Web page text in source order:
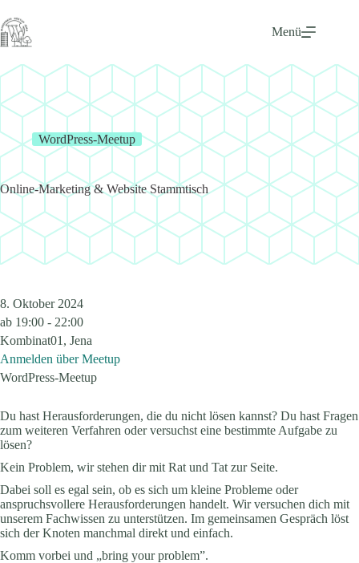
Inhalt
springen
Menü
WordPress-Meetup
Online-Marketing & Website Stammtisch
8. Oktober 2024
ab 19:00 - 22:00
Kombinat01, Jena
Anmelden über Meetup
WordPress-Meetup
Du hast Herausforderungen, die du nicht lösen kannst? Du hast Fragen
zum weiteren Verfahren oder versuchst eine bestimmte Aufgabe zu
lösen?
Kein Problem, wir stehen dir mit Rat und Tat zur Seite.
Dabei soll es egal sein, ob es sich um kleine Probleme oder
anspruchsvollere Herausforderungen handelt. Wir versuchen dich mit
unserem Fachwissen zu unterstützen. Im gemeinsamen Gespräch löst
sich der Knoten manchmal direkt und einfach.
Komm vorbei und „bring your problem”.